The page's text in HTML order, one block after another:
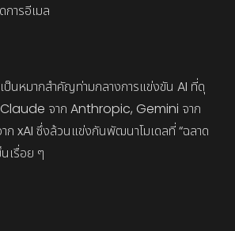
ารอีเมล
ป็นหมากสำคัญท่ามกลางการแข่งขัน AI ที่ดุ
Claude จาก Anthropic, Gemini จาก
xAI ซึ่งล้วนแข่งกันพัฒนาโมเดลที่ “ฉลาด
นเรื่อย ๆ